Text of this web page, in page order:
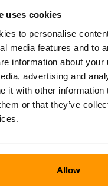
uses cookies
to personalise
media features and to
information about your
advertising and
it with other information
or that they’ve
Allow
tôi
Solutions OÜ
maakond, Tallinn,
50-201, 10152